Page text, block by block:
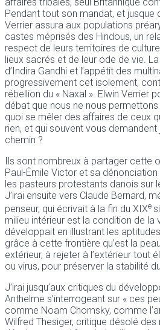
Pendant tout son mandat, et jusque
Verrier assura aux populations
castes méprisés des Hindous, un
respect de leurs territoires de
lieux sacrés et de leur ode de vie.
d’Indira Gandhi et l’appétit des
progressivement cet isolement,
rébellion du « Naxal ». Elwin Verrier
débat que nous ne nous permettons
quoi se mêler des affaires de ceux
rien, et qui souvent vous
chemin ?
Ils sont nombreux à partager cette
Paul-Émile Victor et sa
les pasteurs protestants danois sur
J’irai ensuite vers Claude Bernard,
penseur, qui écrivait à la fin du XIXe
milieu intérieur est la condition de la
développait en illustrant les
grâce à cette frontière qu’est la
extérieur, à rejeter à l’extérieur tout
ou virus, pour préserver la stabilité
J’irai jusqu’aux critiques du
Anthelme s’interrogeant sur « ces
comme Noam Chomsky, comme
Wilfred Thesiger, critique désolé des